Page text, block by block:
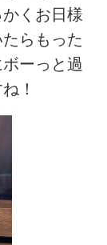
くお日様
らもった
ーっと過
！